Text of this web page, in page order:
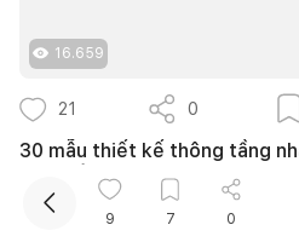
16.659
21 0
30 mẫu thiết kế thông tầng
hợp mảng xanh thoáng mát
Như Ý
9 7 0